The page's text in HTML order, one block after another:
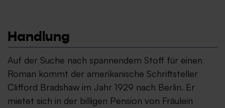
Handlung
Auf der Suche nach spannendem Stoff für einen
Roman kommt der amerikanische Schriftsteller
Clifford Bradshaw im Jahr 1929 nach Berlin. Er
mietet sich in der billigen Pension von Fräulein